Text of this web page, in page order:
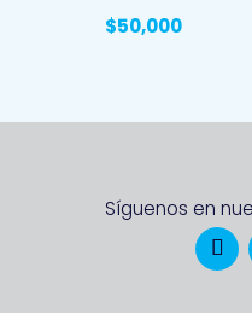
$50,000
Síguenos en